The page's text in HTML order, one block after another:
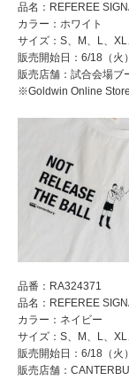
品名：REFEREE
カラー：ホワイト
サイズ：S、M、L、
販売開始日：6/18（火）
販売店舗：試合会場ブ
※Goldwin Online Store
品番：RA324371
品名：REFEREE
カラー：ネイビー
サイズ：S、M、L、
販売開始日：6/18（火）
販売店舗：